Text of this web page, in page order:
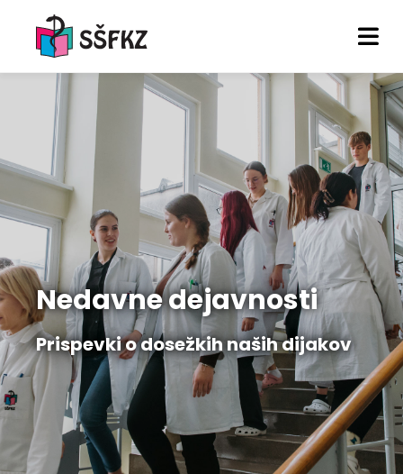
Nedavne dejavnosti
Prispevki o dosežkih naših dijakov